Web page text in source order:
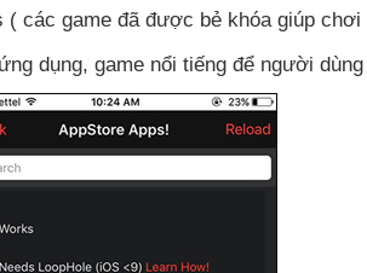
( các game đã được bẻ khóa giúp chơi
dụng, game nổi tiếng để người